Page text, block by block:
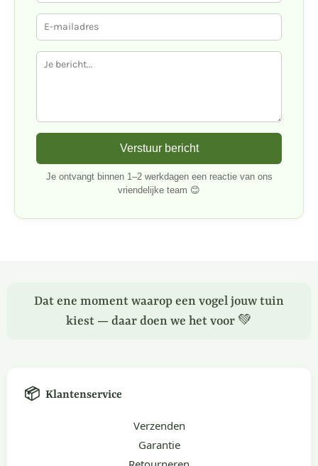
Verstuur bericht
Je ontvangt binnen 1–2 werkdagen een reactie van ons
vriendelijke team 😊
Dat ene moment waarop een vogel jouw tuin
kiest — daar doen we het voor 💚
📦 Klantenservice
Verzenden
Garantie